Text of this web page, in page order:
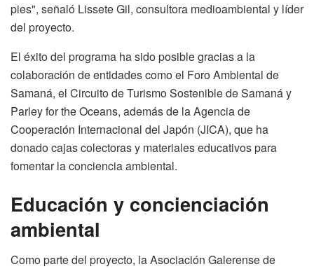
pies", señaló Lissete Gil, consultora medioambiental y líder
del proyecto.
El éxito del programa ha sido posible gracias a la
colaboración de entidades como el Foro Ambiental de
Samaná, el Circuito de Turismo Sostenible de Samaná y
Parley for the Oceans, además de la Agencia de
Cooperación Internacional del Japón (JICA), que ha
donado cajas colectoras y materiales educativos para
fomentar la conciencia ambiental.
Educación y concienciación
ambiental
Como parte del proyecto, la Asociación Galerense de